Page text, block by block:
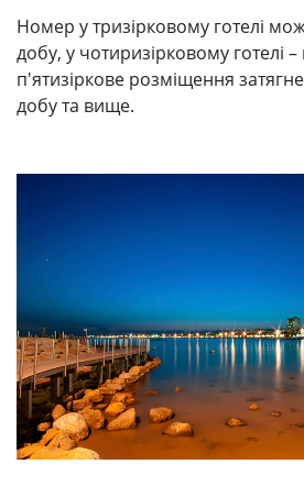
Номер у тризірковому готелі
добу, у чотиризірковому готелі
п'ятизіркове розміщення
добу та вище.